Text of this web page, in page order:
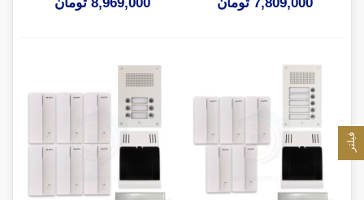
فیلتر